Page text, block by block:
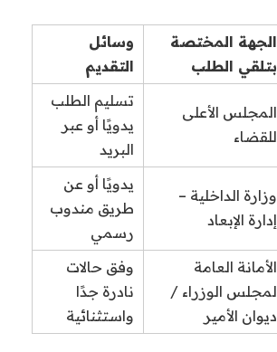
الجهة المختصة
بتلقي الطلب
وسائل
التقديم
المجلس الأعلى
للقضاء
تسليم الطلب
يدويًا أو عبر
البريد
وزارة الداخلية –
إدارة الإبعاد
يدويًا أو عن
طريق مندوب
رسمي
الأمانة العامة
لمجلس الوزراء /
ديوان الأمير
وفق حالات
نادرة جدًا
واستثنائية